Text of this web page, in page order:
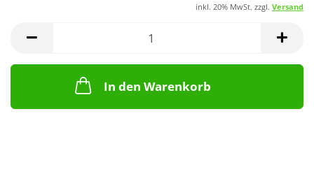
inkl. 20% MwSt. zzgl. Versand
In den Warenkorb